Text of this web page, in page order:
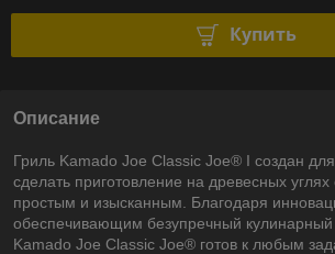
Купить
Описание
Гриль Kamado Joe Classic Joe® I создан
сделать приготовление на древесных
простым и изысканным. Благодаря
обеспечивающим безупречный кулинарный
Kamado Joe Classic Joe® готов к любым